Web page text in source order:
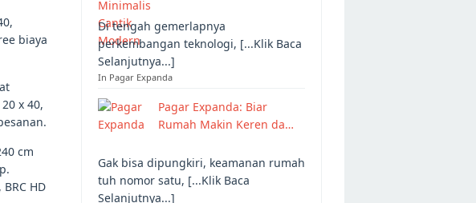
biaya
x 40,
cm
HD
Di tengah gemerlapnya
perkembangan teknologi, [...Klik Baca
Selanjutnya...]
In Pagar Expanda
Pagar Expanda: Biar
Rumah Makin Keren da…
Gak bisa dipungkiri, keamanan rumah
tuh nomor satu, [...Klik Baca
Selanjutnya...]